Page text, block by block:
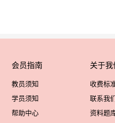
会员指南
教员须知
学员须知
帮助中心
关于我
收费标
联系我们
资料题